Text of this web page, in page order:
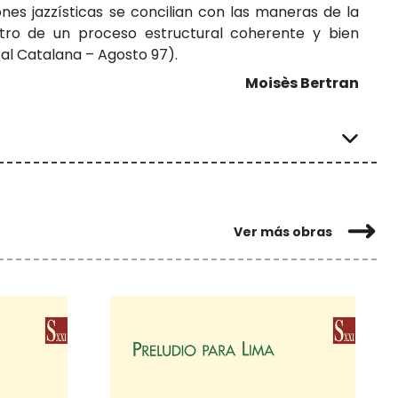
jazzísticas se concilian con las maneras de la
de un proceso estructural coherente y bien
Catalana – Agosto 97).
Moisès Bertran
Ver más obras